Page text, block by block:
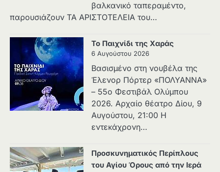
βαλκανικό ταπεραμέντο,
παρουσιάζουν ΤΑ ΑΡΙΣΤΟΤΕΛΕΙΑ του…
Το Παιχνίδι της Χαράς
6 Αυγούστου 2026
Βασισμένο στη νουβέλα της
Έλενορ Πόρτερ «ΠΟΛΥΑΝΝΑ»
– 55ο Φεστιβάλ Ολύμπου
2026. Αρχαίο θέατρο Δίου, 9
Αυγούστου, 21:00 Η
εντεκάχρονη…
Προσκυνηματικός Περίπλους
του Αγίου Όρους από την Ιερά